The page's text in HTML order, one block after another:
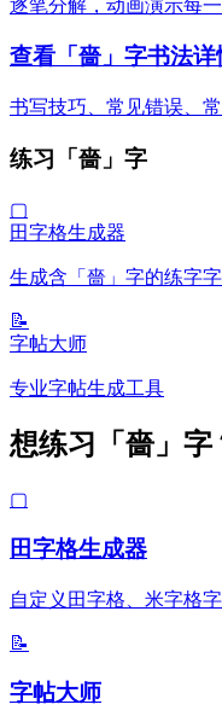
逐笔分解，动画演示每
查看「嗇」字书法详
书写技巧、常见错误、
练习「嗇」字
▢
田字格生成器
生成含「嗇」字的练字
📝
字帖大师
专业字帖生成工具
想练习「嗇」
▢
田字格生成器
自定义田字格、米字格
📝
字帖大师